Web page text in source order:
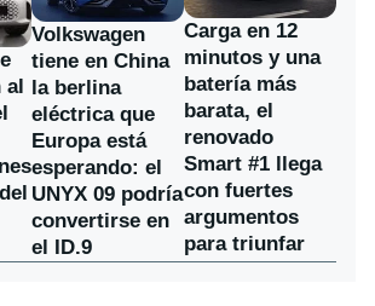
al
Volkswagen
tiene en China
la berlina
eléctrica que
Europa está
esperando: el
UNYX 09 podría
convertirse en
el ID.9
Carga en 12
minutos y una
batería más
barata, el
renovado
Smart #1 llega
con fuertes
argumentos
para triunfar